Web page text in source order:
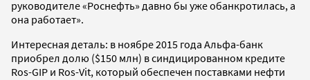
руководителе «Роснефть» давно бы уже обанкротилась, а
она работает».
Интересная деталь: в ноябре 2015 года Альфа-банк
приобрел долю ($150 млн) в синдицированном кредите
Ros-GIP и Ros-Vit, который обеспечен поставками нефти